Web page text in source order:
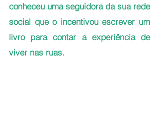
conheceu uma seguidora da sua rede
social que o incentivou escrever um
livro para contar a experiência de
viver nas ruas.